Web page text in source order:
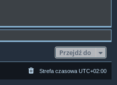
Przejdź do
Strefa czasowa UTC+02:00